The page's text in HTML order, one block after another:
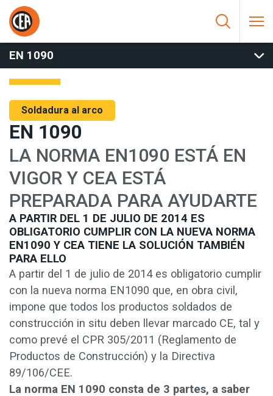
Saltar al contenido
HOME/
1090/ EN 1090
EN 1090
Soldadura al arco
EN 1090
LA NORMA EN1090 ESTÁ EN
VIGOR Y CEA ESTÁ
PREPARADA PARA AYUDARTE
A PARTIR DEL 1 DE JULIO DE 2014 ES
OBLIGATORIO CUMPLIR CON LA NUEVA NORMA
EN1090 Y CEA TIENE LA SOLUCIÓN TAMBIÉN
PARA ELLO
A partir del 1 de julio de 2014 es obligatorio cumplir
con la nueva norma EN1090 que, en obra civil,
impone que todos los productos soldados de
construcción in situ deben llevar marcado CE, tal y
como prevé el CPR 305/2011 (Reglamento de
Productos de Construcción) y la Directiva
89/106/CEE.
La norma EN 1090 consta de 3 partes, a saber